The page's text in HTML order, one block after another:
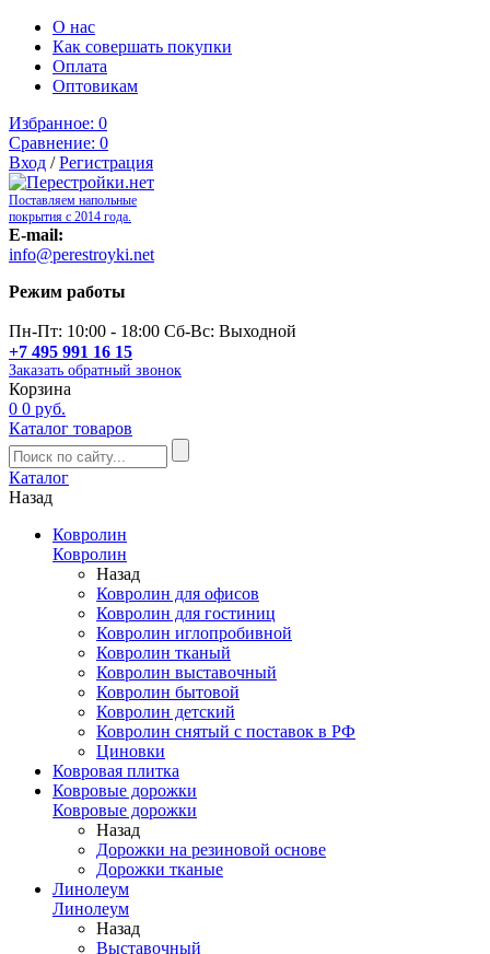
О нас
Как совершать покупки
Оплата
Оптовикам
Избранное: 0
Сравнение: 0
Вход /Регистрация
Поставляем напольные
покрытия с 2014 года.
E-mail:
info@perestroyki.net
Режим работы
Пн-Пт: 10:00 - 18:00 Сб-Вс: Выходной
+7 495 991 16 15
Заказать обратный звонок
Корзина
0 0 руб.
Каталог товаров
Каталог
Назад
Ковролин
Ковролин
Назад
Ковролин для офисов
Ковролин для гостиниц
Ковролин иглопробивной
Ковролин тканый
Ковролин выставочный
Ковролин бытовой
Ковролин детский
Ковролин снятый с поставок в РФ
Циновки
Ковровая плитка
Ковровые дорожки
Ковровые дорожки
Назад
Дорожки на резиновой основе
Дорожки тканые
Линолеум
Линолеум
Назад
Выставочный